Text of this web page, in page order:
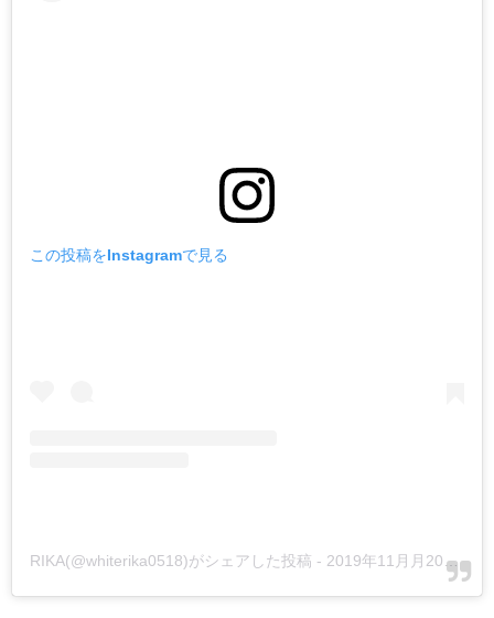
この投稿をInstagramで見る
RIKA(@whiterika0518)がシェアした投稿 - 2019年11月月20日午前5時34分PST